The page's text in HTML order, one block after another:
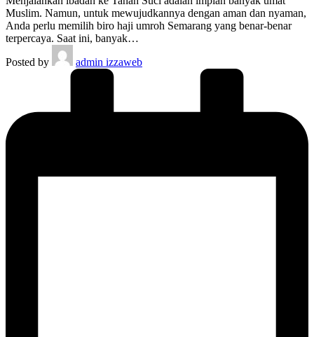
Muslim. Namun, untuk mewujudkannya dengan aman dan nyaman,
Anda perlu memilih biro haji umroh Semarang yang benar-benar
terpercaya. Saat ini, banyak…
Posted by
admin izzaweb